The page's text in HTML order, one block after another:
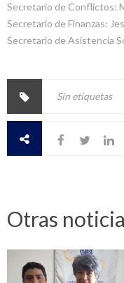
Secretario de Conflictos:
Secretario de Finanzas:
Secretario de Asistencia
Sin etiquetas
Otras